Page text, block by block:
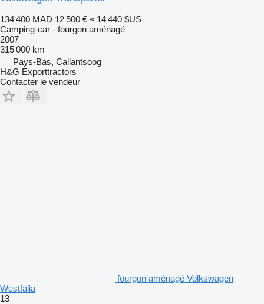
134 400 MAD 12 500 € ≈ 14 440 $US
Camping-car - fourgon aménagé
2007
315 000 km
Pays-Bas, Callantsoog
H&G Exporttractors
Contacter le vendeur
fourgon aménagé Volkswagen
Westfalia
13